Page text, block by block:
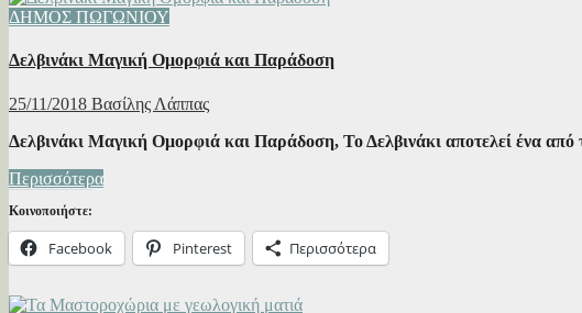
ΔΗΜΟΣ ΠΩΓΩΝΙΟΥ
Δελβινάκι Μαγική Ομορφιά και Παράδοση
25/11/2018 Βασίλης Λάππας
Δελβινάκι Μαγική Ομορφιά και Παράδοση, Το Δελβινάκι αποτελεί ένα
Περισσότερα
Κοινοποιήστε:
Facebook Pinterest Περισσότερα